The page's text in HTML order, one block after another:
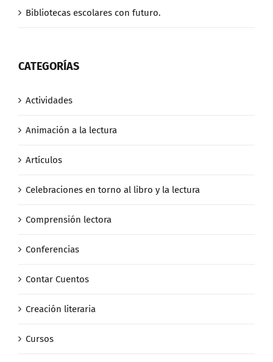
Bibliotecas escolares con futuro.
CATEGORÍAS
Actividades
Animación a la lectura
Artículos
Celebraciones en torno al libro y la lectura
Comprensión lectora
Conferencias
Contar Cuentos
Creación literaria
Cursos